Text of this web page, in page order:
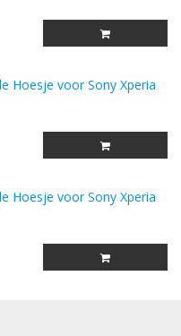
Hoesje voor Sony Xperia
Hoesje voor Sony Xperia